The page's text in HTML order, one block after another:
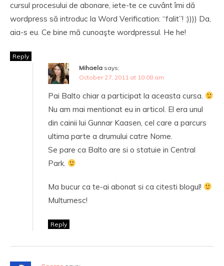
cursul procesului de abonare, iete-te ce cuvânt îmi dă
wordpress să introduc la Word Verification: “falit”! :)))) Da,
aia-s eu. Ce bine mă cunoaşte wordpressul. He he!
Reply
Mihaela says:
October 27, 2011 at 10:08 am
Pai Balto chiar a participat la aceasta cursa.
Nu am mai mentionat eu in articol. El era unul
din cainii lui Gunnar Kaasen, cel care a parcurs
ultima parte a drumului catre Nome.
Se pare ca Balto are si o statuie in Central
Park.
Ma bucur ca te-ai abonat si ca citesti blogul!
Multumesc!
Reply